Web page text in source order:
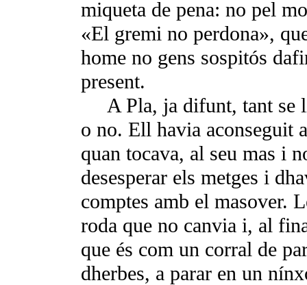
miqueta de pena: no pel
«El gre­mi no perdona»,
home no gens sospitós
present.
A Pla, ja difunt, tant se
o no. Ell havia aconseguit
quan tocava, al seu mas i
desesperar els metges i
comptes amb el masover.
roda que no canvia i, al
que és com un corral de
dherbes, a parar en un